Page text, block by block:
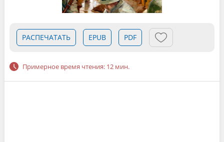
РАСПЕЧАТАТЬ EPUB PDF
Примерное время чтения: 12 мин.